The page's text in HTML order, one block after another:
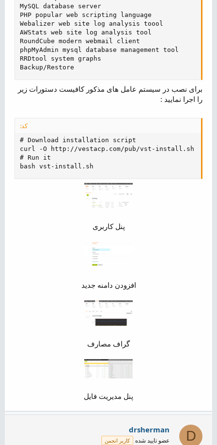
MySQL database server
PHP popular web scripting language
Webalizer web site log analysis toool
AWStats web site log analysis tool
RoundCube modern webmail client
phpMyAdmin mysql database management tool
RRDtool system graphs
Backup/Restore
برای نصب در سیستم عامل های مذکور کافیست دستورات زیر
را اجرا نمایید :
کد:
# Download installation script
curl -O http://vestacp.com/pub/vst-install.sh
# Run it
bash vst-install.sh
پنل کاربری
افزودن دامنه جدید
گراف مصارف
پنل مدیریت فایل​
D
drsherman
عضو تایید شده کاربر انجمن